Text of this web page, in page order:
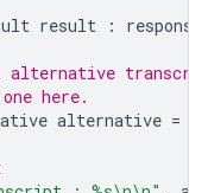
result : response
alternative
here.
alternative =